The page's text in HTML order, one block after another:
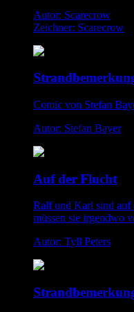
Autor: Scarecrow
Zeichner: Scarecrow
Comic von Stefan
Autor: Stefan Bayer
Auf der Flucht
Ralf und Karl sind auf
müssen sie irgendwo
Autor: Tyll Peters